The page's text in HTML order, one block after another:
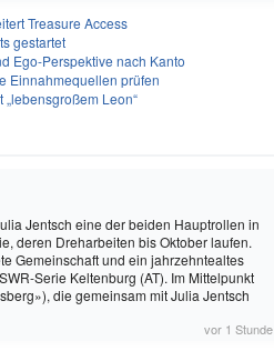
Treasure Access
gestartet
Ego-Perspektive nach Kanto
Einnahmequellen prüfen
Leon“
Jentsch eine der beiden Hauptrollen in
deren Dreharbeiten bis Oktober laufen.
Gemeinschaft und ein jahrzehntealtes
Serie Keltenburg (AT). Im Mittelpunkt
die gemeinsam mit Julia Jentsch
vor 1 Stunde